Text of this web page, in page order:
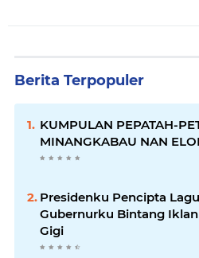
Berita Terpopuler
KUMPULAN PEPATAH-
MINANGKABAU NAN
Presidenku Pencipta
Gubernurku Bintang
Gigi